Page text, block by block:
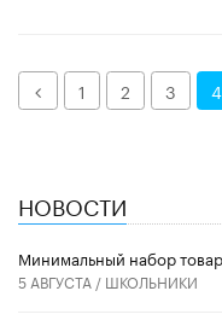
Назад1 2 3 4
НОВОСТИ
Минимальный набор
5 АВГУСТА / ШКОЛЬНИКИ